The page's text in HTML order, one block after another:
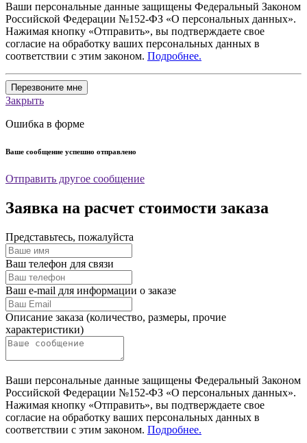
Ваши персональные данные защищены Федеральный Законом
Российской Федерации №152-ФЗ «О персональных данных».
Нажимая кнопку «Отправить», вы подтверждаете свое
согласие на обработку ваших персональных данных в
соответствии с этим законом. Подробнее.
Перезвоните мне
Закрыть
Ошибка в форме
Ваше сообщение успешно отправлено
Отправить другое сообщение
Заявка на расчет стоимости заказа
Представьтесь, пожалуйста
Ваш телефон для связи
Ваш e-mail для информации о заказе
Описание заказа (количество, размеры, прочие
характеристики)
Ваши персональные данные защищены Федеральный Законом
Российской Федерации №152-ФЗ «О персональных данных».
Нажимая кнопку «Отправить», вы подтверждаете свое
согласие на обработку ваших персональных данных в
соответствии с этим законом. Подробнее.